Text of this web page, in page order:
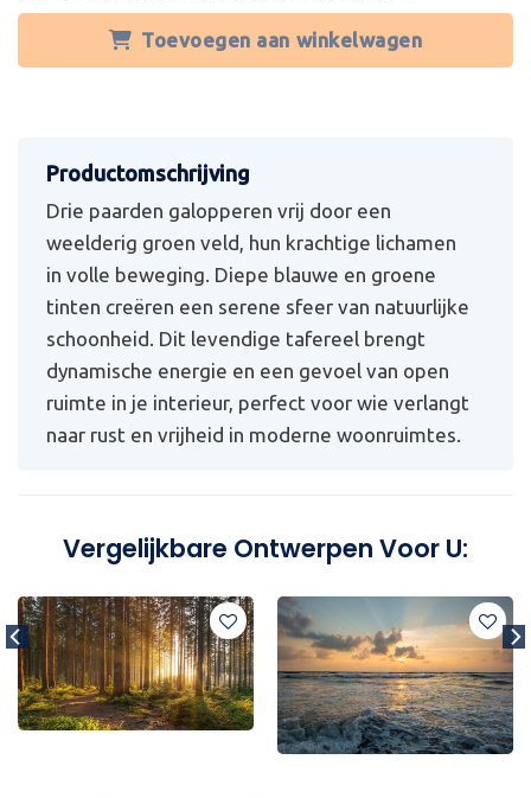
Toevoegen aan winkelwagen
Drie paarden galopperen vrij door een
weelderig groen veld, hun krachtige lichamen
in volle beweging. Diepe blauwe en groene
tinten creëren een serene sfeer van natuurlijke
schoonheid. Dit levendige tafereel brengt
dynamische energie en een gevoel van open
ruimte in je interieur, perfect voor wie verlangt
naar rust en vrijheid in moderne woonruimtes.
Vergelijkbare Ontwerpen Voor U: